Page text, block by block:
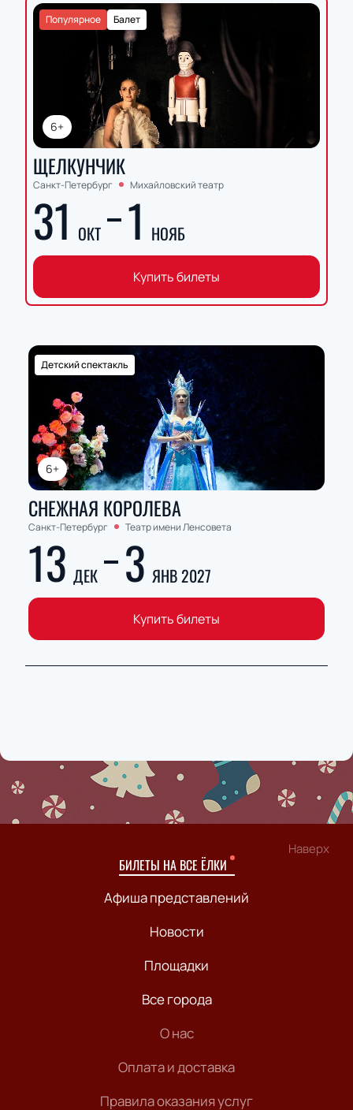
6+
Балет
Популярное
ЩЕЛКУНЧИК
Санкт-Петербург Михайловский театр
31 ОКТ 1 НОЯБ
Купить билеты
6+
Детский спектакль
СНЕЖНАЯ КОРОЛЕВА
Санкт-Петербург Театр имени Ленсовета
13 ДЕК 3 ЯНВ 2027
Купить билеты
Наверх
БИЛЕТЫ НА ВСЕ ЁЛКИ
Афиша представлений
Новости
Площадки
Все города
О нас
Оплата и доставка
Правила оказания услуг